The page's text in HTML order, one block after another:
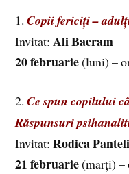
1. Copii fericiți –
Invitat:Ali Baeram
20 februarie(luni) –
2.Ce spun copilului
Răspunsuri
Invitat: Rodica
21 februarie(marți) –